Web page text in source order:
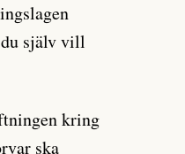
själv vill
kring
ska